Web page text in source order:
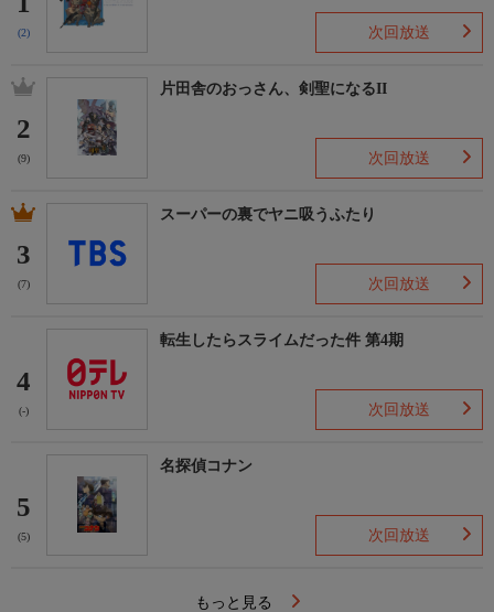
(2) 次回放送
2
(9)
片田舎のおっさん、剣聖になるII
次回放送
3
(7)
スーパーの裏でヤニ吸うふたり
次回放送
4
(-)
転生したらスライムだった件 第4期
次回放送
5
(5)
名探偵コナン
次回放送
もっと見る